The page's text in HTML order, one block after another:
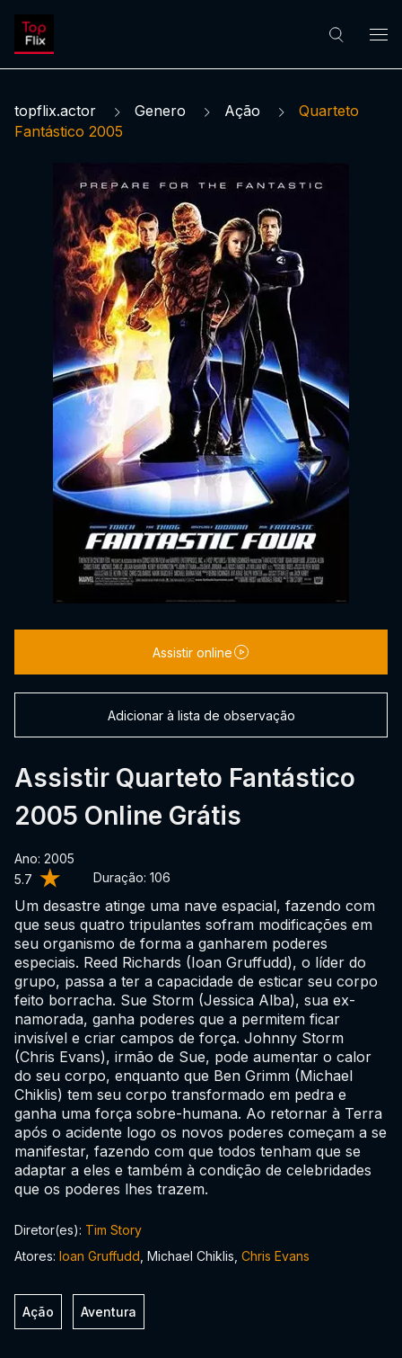
topflix.actor Genero Ação
Quarteto
Fantástico 2005
5.7 Duração: 106
Assistir Quarteto Fantástico
2005 Online Grátis
Ano: 2005
Um desastre atinge uma nave espacial, fazendo com
que seus quatro tripulantes sofram modificações em
seu organismo de forma a ganharem poderes
especiais. Reed Richards (Ioan Gruffudd), o líder do
grupo, passa a ter a capacidade de esticar seu corpo
feito borracha. Sue Storm (Jessica Alba), sua ex-
namorada, ganha poderes que a permitem ficar
invisível e criar campos de força. Johnny Storm
(Chris Evans), irmão de Sue, pode aumentar o calor
do seu corpo, enquanto que Ben Grimm (Michael
Chiklis) tem seu corpo transformado em pedra e
ganha uma força sobre-humana. Ao retornar à Terra
após o acidente logo os novos poderes começam a se
manifestar, fazendo com que todos tenham que se
adaptar a eles e também à condição de celebridades
que os poderes lhes trazem.
Assistir online
Adicionar à lista de observação
Diretor(es): Tim Story
Atores: Ioan Gruffudd , Michael Chiklis, Chris Evans
Ação Aventura